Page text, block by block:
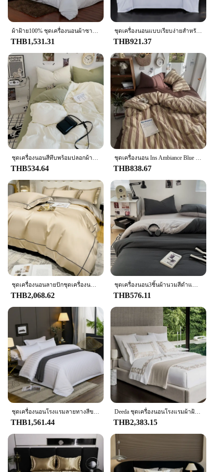
ผ้าฝ้าย100% ชุดเครื่องนอนผ้าซาติน Strip หรูหราสีขาวผ้าปูที่นอน Twin Queen King Size และติดตั้งแผ่นปลอกหมอน
THB1,531.31
ชุดเครื่องนอนแบบเรียบง่ายสำหรับโรงแรม5ดาว3/4ชิ้นปลอกผ้านวมปลอกหมอนผ้าปูที่นอนแบบคู่ราชินีคิงไซส์ sprei ผ้าคลุมผ้านวมโฮมสเตย์
THB921.37
ชุดเครื่องนอนสีทึบพร้อมปลอกผ้านวมสีขาวไมโครไฟเบอร์ผ้าคลุมเตียง3ชิ้นตกแต่งห้องนอนผ้าคลุมผ้านวมสีเขียวพร้อมปลอกหมอน2ใบ
THB534.64
ชุดเครื่องนอน Ins Ambiance Blue Coffee Grid ผสมกับผ้าฝ้ายล้าง Minimalist ชุดสี่ชิ้นผ้าปูที่นอนผ้านวมคลุม
THB838.67
THB2,068.62 THB576.11
THB1,561.44
Deeda ชุดเครื่องนอนโรงแรมผ้าฝ้ายปักลายหรูหรา
THB2,383.15